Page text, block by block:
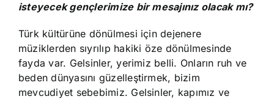
isteyecek gençlerimize bir mesajınız olacak mı?
Türk kültürüne dönülmesi için dejenere
müziklerden sıyrılıp hakiki öze dönülmesinde
fayda var. Gelsinler, yerimiz belli. Onların ruh ve
beden dünyasını güzelleştirmek, bizim
mevcudiyet sebebimiz. Gelsinler, kapımız ve